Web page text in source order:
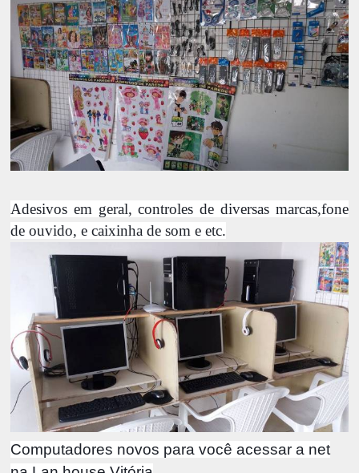
Adesivos em geral, controles de diversas marcas,fone
de ouvido, e caixinha de som e etc.
Computadores novos para você acessar a net